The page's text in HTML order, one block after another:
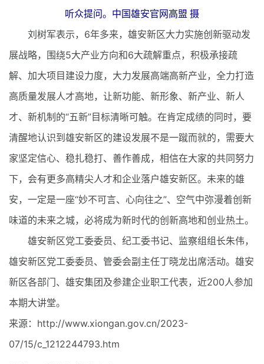
听众提问。中国雄安官网高盟 摄
刘树军表示，6年多来，雄安新区大力实施创新驱动发
展战略，围绕5大产业方向和6大疏解重点，积极承接疏
解、加大项目建设力度，大力发展高端高新产业，全力打造
高质量发展人才高地，让新功能、新形象、新产业、新人
才、新机制的“五新”目标清晰可触。在肯定成绩的同时，要
清醒地认识到雄安新区的建设发展不是一蹴而就的，需要大
家坚定信心、稳扎稳打、善作善成，相信在大家的共同努力
下，会有更多高精尖人才和企业落户雄安新区。未来的雄
安，一定是一座“妙不可言、心向往之”、空气中弥漫着创新
味道的未来之城，必将成为新时代的创新高地和创业热土。
雄安新区党工委委员、纪工委书记、监察组组长朱伟，
雄安新区党工委委员、管委会副主任丁晓龙出席活动。雄安
新区各部门、雄安集团及参建企业职工代表，近200人参加
本期大讲堂。
来源：http://www.xiongan.gov.cn/2023-
07/15/c_1212244793.htm